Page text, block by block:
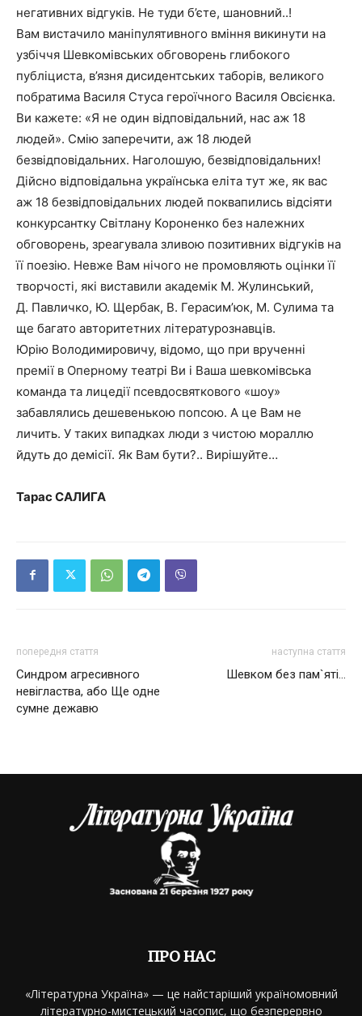
негативних відгуків. Не туди б’єте, шановний..!
Вам вистачило маніпулятивного вміння викинути на
узбіччя Шевкомівських обговорень глибокого
публіциста, в’язня дисидентських таборів, великого
побратима Василя Стуса героїчного Василя Овсієнка.
Ви кажете: «Я не один відповідальний, нас аж 18
людей». Смію заперечити, аж 18 людей
безвідповідальних. Наголошую, безвідповідальних!
Дійсно відповідальна українська еліта тут же, як вас
аж 18 безвідповідальних людей поквапились відсіяти
конкурсантку Світлану Короненко без належних
обговорень, зреагувала зливою позитивних відгуків на
її поезію. Невже Вам нічого не промовляють оцінки її
творчості, які виставили академік М. Жулинський,
Д. Павличко, Ю. Щербак, В. Герасим’юк, М. Сулима та
ще багато авторитетних літературознавців.
Юрію Володимировичу, відомо, що при врученні
премії в Оперному театрі Ви і Ваша шевкомівська
команда та лицедії псевдосвяткового «шоу»
забавлялись дешевенькою попсою. А це Вам не
личить. У таких випадках люди з чистою мораллю
йдуть до демісії. Як Вам бути?.. Вирішуйте…
Тарас САЛИГА
попередня стаття
Синдром агресивного
невігластва, або Ще одне
сумне дежавю
наступна стаття
Шевком без пам`яті…
ПРО НАС
«Літературна Україна» — це найстаріший україномовний
літературно-мистецький часопис, що безперервно